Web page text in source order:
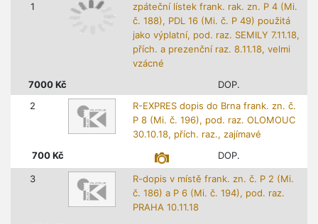
1
zpáteční lístek frank. rak. zn. P 4 (Mi.
č. 188), PDL 16 (Mi. č. P 49) použitá
jako výplatní, pod. raz. SEMILY 7.11.18,
přích. a prezenční raz. 8.11.18, velmi
vzácné
7000 Kč DOP.
2
R-EXPRES dopis do Brna frank. zn. č.
P 8 (Mi. č. 196), pod. raz. OLOMOUC
30.10.18, přích. raz., zajímavé
700 Kč DOP.
3
R-dopis v místě frank. zn. č. P 2 (Mi.
č. 186) a P 6 (Mi. č. 194), pod. raz.
PRAHA 10.11.18